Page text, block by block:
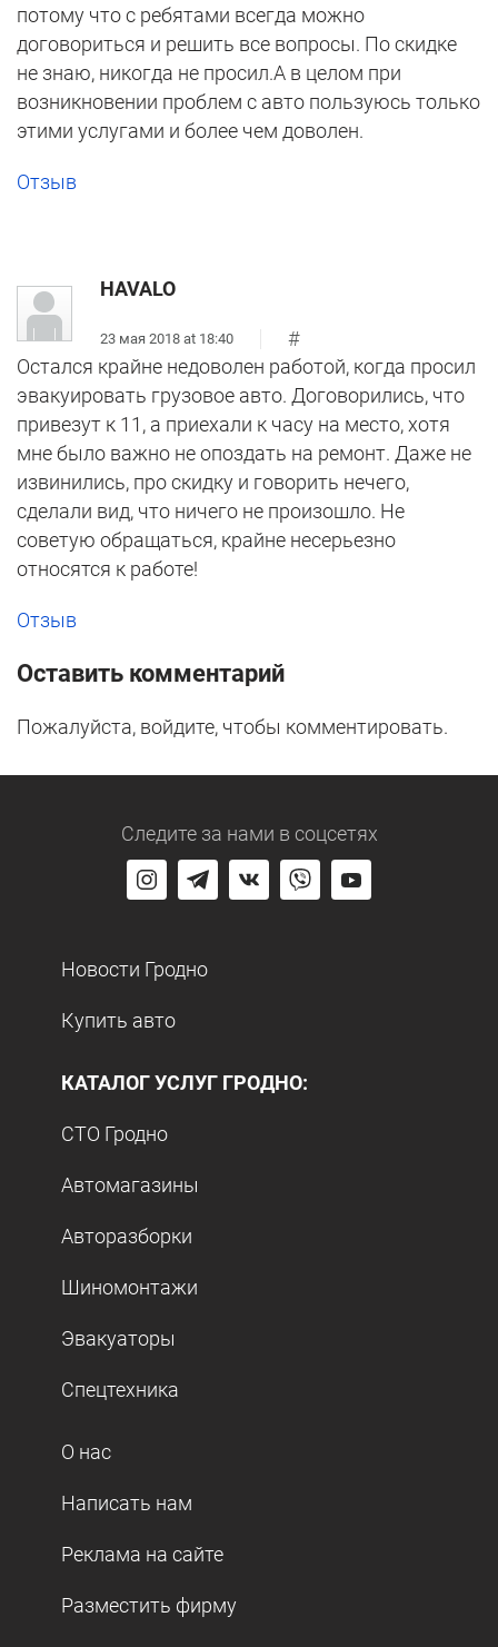
потому что с ребятами всегда можно
договориться и решить все вопросы. По скидке
не знаю, никогда не просил.А в целом при
возникновении проблем с авто пользуюсь только
этими услугами и более чем доволен.
Отзыв
HAVALO
23 мая 2018 at 18:40
#
Остался крайне недоволен работой, когда просил
эвакуировать грузовое авто. Договорились, что
привезут к 11, а приехали к часу на место, хотя
мне было важно не опоздать на ремонт. Даже не
извинились, про скидку и говорить нечего,
сделали вид, что ничего не произошло. Не
советую обращаться, крайне несерьезно
относятся к работе!
Отзыв
Оставить комментарий
Пожалуйста, войдите, чтобы комментировать.
Следите за нами в соцсетях
Новости Гродно
Купить авто
КАТАЛОГ УСЛУГ ГРОДНО:
СТО Гродно
Автомагазины
Авторазборки
Шиномонтажи
Эвакуаторы
Спецтехника
О нас
Написать нам
Реклама на сайте
Разместить фирму